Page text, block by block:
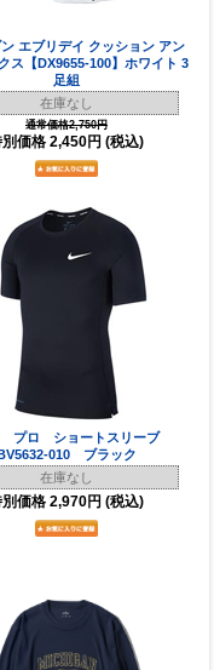
エブリデイ クッション アン
ス【DX9655-100】ホワイト 3
足組
在庫なし
通常価格2,750円
別価格 2,450円 (税込)
プロ ショートスリーブ
BV5632-010 ブラック
在庫なし
別価格 2,970円 (税込)